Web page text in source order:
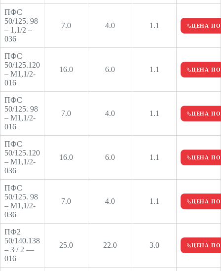
ПФС
50/125. 98
– 1,1/2 –
036
7.0 4.0 1.1 ЦЕНА
ПФС
50/125.120
– М1,1/2-
016
16.0 6.0 1.1 ЦЕНА
ПФС
50/125. 98
– М1,1/2-
016
7.0 4.0 1.1 ЦЕНА
ПФС
50/125.120
– М1,1/2-
036
16.0 6.0 1.1 ЦЕНА
ПФС
50/125. 98
– М1,1/2-
036
7.0 4.0 1.1 ЦЕНА
ПФ2
50/140.138
– 3 / 2 —
016
25.0 22.0 3.0 ЦЕНА